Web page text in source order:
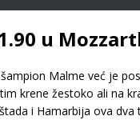
u
Malme već je
krene žestoko ali na
i Hamarbija ova